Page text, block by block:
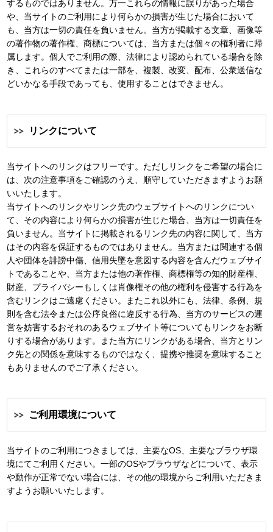
するものではありません。万一これらの情報に誤りがあった場合
や、当サイトのご利用により何らかの損害が生じた場合において
も、当方は一切の責任を負いません。当方が掲載する文章、画像等
の著作物の著作権、商標については、当方または個々の権利者に帰
属します。個人でご利用の際、法律により認められている場合を除
き、これらのすべてまたは一部を、複製、改変、配布、公衆送信な
どいかなる手段であっても、使用することはできません。
リンクについて
当サイトへのリンクはフリーです。ただしリンクをご希望の場合に
は、次の注意事項をご確認のうえ、順守していただきますようお願
いいたします。
当サイトへのリンクやリンク先のウェブサイトへのリンクについ
て、その内容により何らかの損害が生じた場合、当方は一切責任を
負いません。当サイトに掲載されるリンク先の内容に関して、当方
はその内容を保証するものではありません。当方または関連する個
人や団体を誹謗中傷、信用失墜を意図する内容を含んだウェブサイ
トであることや、当方または他の著作権、商標権等の知的財産権、
財産、プライバシーもしくは肖像権その他の権利を侵害する行為を
含むリンクはご遠慮ください。またこれ以外にも、法律、条例、規
則を含む法令または公序良俗に違反する行為、当方のサービスの運
営を妨害するおそれのあるウェブサイト等についてもリンクをお断
りする場合があります。また当方にリンクがある場合、当方とリン
ク先との関係を意味するものではなく、提携や推奨を意味すること
もありませんのでご了承ください。
ご利用環境について
当サイトのご利用につきましては、主要なOS、主要なブラウザ環
境にてご利用ください。一部のOSやブラウザなどについて、表示
や動作が正常でない場合には、その他の環境からご利用いただきま
すようお願いいたします。